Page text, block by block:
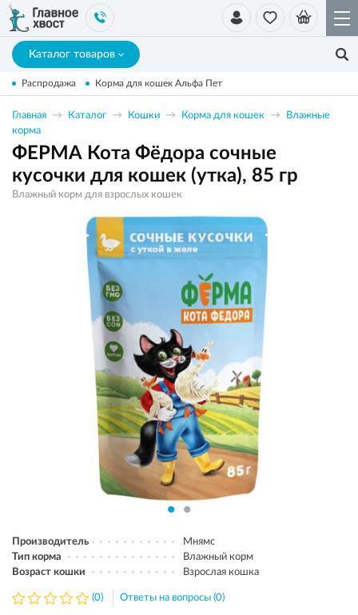
Каталог товаров
Распродажа Корма для кошек Альфа Пет
Главная Каталог Кошки Корма для кошек
Влажные
корма
ФЕРМА Кота Фёдора сочные
кусочки для кошек (утка), 85 гр
Влажный корм для взрослых кошек
Производитель
Мнямс
Тип корма
Влажный корм
Возраст кошки
Взрослая кошка
(0) Ответы на вопросы (0)